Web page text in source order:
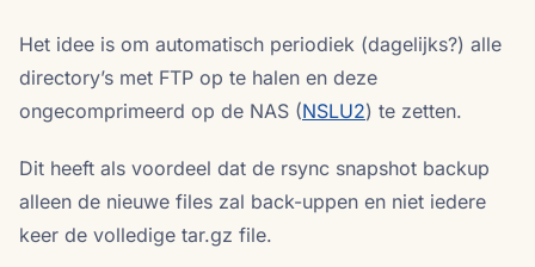
Het idee is om automatisch periodiek (dagelijks?) alle
directory’s met FTP op te halen en deze
ongecomprimeerd op de NAS (NSLU2) te zetten.
Dit heeft als voordeel dat de rsync snapshot backup
alleen de nieuwe files zal back-uppen en niet iedere
keer de volledige tar.gz file.